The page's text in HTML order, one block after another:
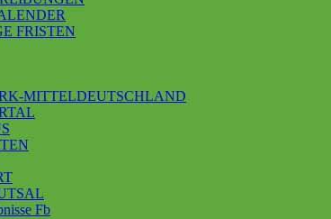
FRISTEN
MITTELDEUTSCHLAND
Fb